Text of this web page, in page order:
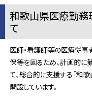
和歌山県医療勤務
て
医師・看護師等の医療従
保等を図るため、計画的
て、総合的に支援する「和
開設しています。